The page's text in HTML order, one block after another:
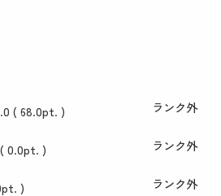
( 68.0pt. ) ランク外
( 0.0pt. ) ランク外
pt. ) ランク外